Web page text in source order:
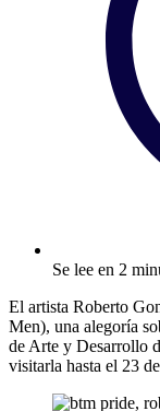
Se lee en 2
El artista Roberto
Men), una alegoría
de Arte y Desarrollo
visitarla hasta el 23